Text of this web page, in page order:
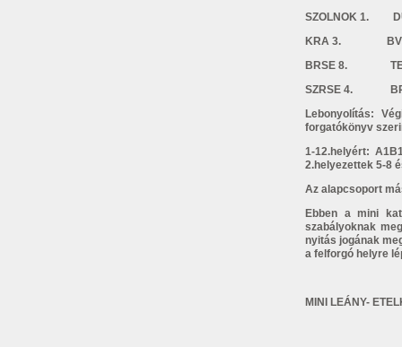
SZOLNOK 1.
KRA 3.
BRSE 8.
SZRSE
Lebonyolítás:
forgatókönyv
1-12.helyért:
2.helyezettek 5-8
Az alapcsoport
Ebben a mini
szabályoknak
nyitás jogának
a felforgó helyre
MINI LEÁNY-